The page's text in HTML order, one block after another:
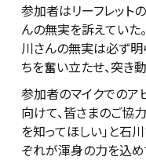
参加者はリーフレット
んの無実を訴えていた
川さんの無実は必ず明
ちを奮い立たせ、突き
参加者のマイクでのア
向けて、皆さまのご協
を知ってほしい」と石
ぞれが渾身の力を込め